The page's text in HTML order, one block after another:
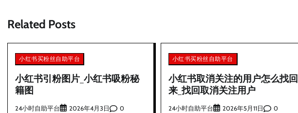
导
航
Related Posts
小红书买粉丝自助平台
小红书引粉图片_小红书吸粉秘
籍图
24小时自助平台 2026年4月3日 0
小红书买粉丝自助平台
小红书取消关注的用户怎么找回
来_找回取消关注用户
24小时自助平台 2026年5月11日 0